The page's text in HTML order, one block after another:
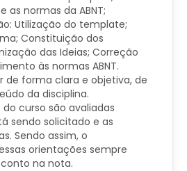
normas da ABNT;
Utilização do template;
Constituição dos
das Ideias; Correção
às normas ABNT.
de forma clara e objetiva, de
da disciplina.
curso são avaliadas
sendo solicitado e as
Sendo assim, o
orientações sempre
na nota.